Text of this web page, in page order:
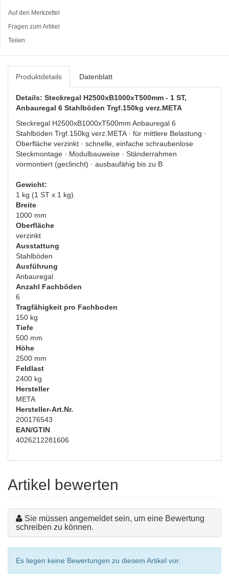
Auf den Merkzettel
Fragen zum Artikel
Teilen
Produktdetails Datenblatt
Details: Steckregal H2500xB1000xT500mm - 1 ST,
Anbauregal 6 Stahlböden Trgf.150kg verz.META
Steckregal H2500xB1000xT500mm Anbauregal 6
Stahlböden Trgf.150kg verz.META · für mittlere Belastung ·
Oberfläche verzinkt · schnelle, einfache schraubenlose
Steckmontage · Modulbauweise · Ständerrahmen
vormontiert (geclincht) · ausbaufähig bis zu B
Gewicht:
1 kg (1 ST x 1 kg)
Breite
1000 mm
Oberfläche
verzinkt
Ausstattung
Stahlböden
Ausführung
Anbauregal
Anzahl Fachböden
6
Tragfähigkeit pro Fachboden
150 kg
Tiefe
500 mm
Höhe
2500 mm
Feldlast
2400 kg
Hersteller
META
Hersteller-Art.Nr.
200176543
EAN/GTIN
4026212281606
Artikel bewerten
Sie müssen angemeldet sein, um eine Bewertung
schreiben zu können.
Es liegen keine Bewertungen zu diesem Artikel vor.